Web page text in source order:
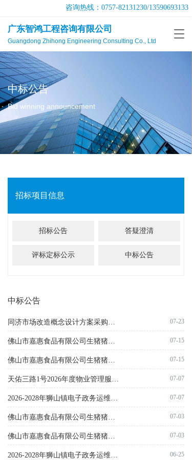
广东智鸿工程咨询有限公司
Guangdong Zhihong Engineering Consulting Co., Ltd
咨询热线： 0757-82131230/13590693133
T
g
g
a
t
o
中标公告
Bid winning announcement
招标项目信息
招标公告 答疑澄清
评标定标公示 中标公告
中标公告
同济市场改造概念设计方案采购项目结果公告 07-23
佛山市嘉惠食品有限公司生猪猪副产品项目第三期（第三次）结果公告 07-15
佛山市嘉惠食品有限公司生猪猪副产品项目第二期（第四次）结果公告 07-15
天佑三路1号2026年度物业管理服务项目结果公告 07-07
2026-2028年狮山镇电子政务运维服务项目-监理服务成交公告 07-07
佛山市嘉惠食品有限公司生猪猪副产品项目第三期（第二次）失败公告 07-03
佛山市嘉惠食品有限公司生猪猪副产品项目第二期（第三次）失败公告 07-03
2026-2028年狮山镇电子政务运维服务项目-监理服务终止公告 06-25